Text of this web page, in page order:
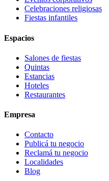
Celebraciones religiosas
Fiestas infantiles
Espacios
Salones de fiestas
Quintas
Estancias
Hoteles
Restaurantes
Empresa
Contacto
Publicá tu negocio
Reclamá tu negocio
Localidades
Blog